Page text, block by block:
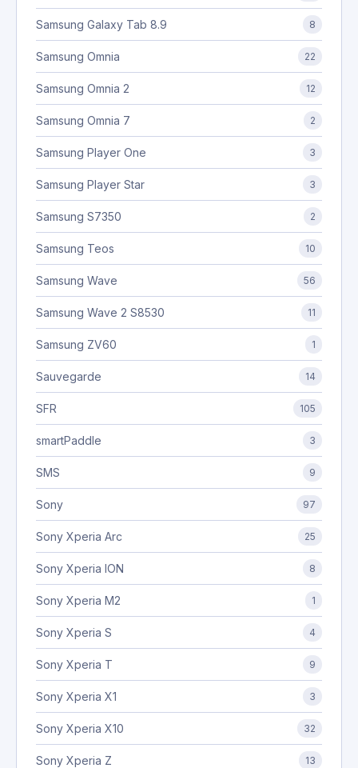
Samsung Galaxy Tab 8.9 8
Samsung Omnia 22
Samsung Omnia 2 12
Samsung Omnia 7 2
Samsung Player One 3
Samsung Player Star 3
Samsung S7350 2
Samsung Teos 10
Samsung Wave 56
Samsung Wave 2 S8530 11
Samsung ZV60 1
Sauvegarde 14
SFR 105
smartPaddle 3
SMS 9
Sony 97
Sony Xperia Arc 25
Sony Xperia ION 8
Sony Xperia M2 1
Sony Xperia S 4
Sony Xperia T 9
Sony Xperia X1 3
Sony Xperia X10 32
Sony Xperia Z 13